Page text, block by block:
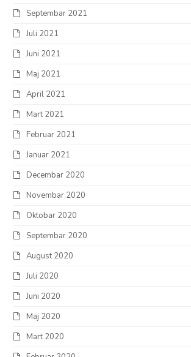
Septembar 2021
Juli 2021
Juni 2021
Maj 2021
April 2021
Mart 2021
Februar 2021
Januar 2021
Decembar 2020
Novembar 2020
Oktobar 2020
Septembar 2020
August 2020
Juli 2020
Juni 2020
Maj 2020
Mart 2020